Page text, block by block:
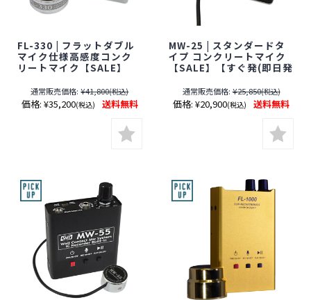
FL-330 | フラットダブル
マイク仕様高感度コンク
リートマイク【SALE】
ンメカトロニクス】【コ
ンクリートマイク】【壁
マイク】【期間限定】[期
間：～2026年8月31日]
通常販売価格: ¥41,800(税込)
価格: ¥35,200(税込) 送料無料
MW-25 | スタンダードタ
イプ コンクリートマイク
【SALE】【すぐ発(即日発
送)】【サンメカトロニク
ス】【壁マイク】【期間
限定】[期間：～2026年8
月31日]
通常販売価格: ¥25,850(税込)
価格: ¥20,900(税込) 送料無料